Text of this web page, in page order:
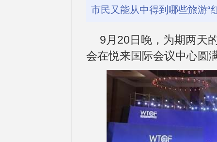
市民又能从中得到哪些旅游“
9月20日晚，为期两天
会在悦来国际会议中心圆